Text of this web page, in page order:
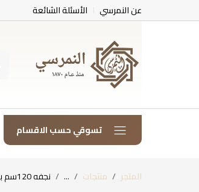
عن النمرسي الأسئلة الشائعة
تسوقي حسب الاقسام
المتجر منتجات ... نجفه 120سم بيضاوي 2023سولتير جولدمن قنديل